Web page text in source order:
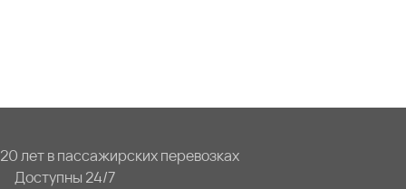
20 лет в пассажирских перевозках
Доступны 24/7